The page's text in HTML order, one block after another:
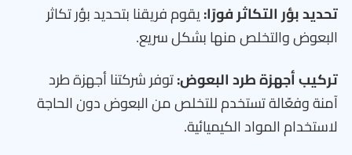
تحديد بؤر التكاثر فورًا:يقوم فريقنا بتحديد بؤر تكاثر
البعوض والتخلص منها بشكل سريع.
تركيب أجهزة طرد البعوض:توفر شركتنا أجهزة طرد
آمنة وفعّالة تستخدم للتخلص من البعوض دون الحاجة
لاستخدام المواد الكيميائية.